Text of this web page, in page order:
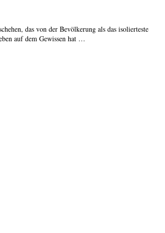
das von der Bevölkerung als das isolierteste
auf dem Gewissen hat …